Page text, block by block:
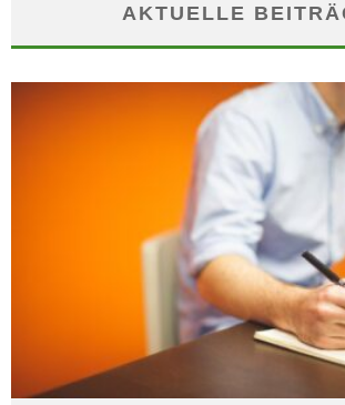
AKTUELLE